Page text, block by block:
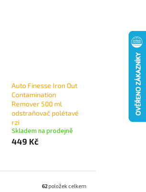
Auto Finesse Iron Out
Contamination
Remover 500 ml
odstraňovač polétavé
rzi
Skladem na prodejně
449 Kč
62položek celkem